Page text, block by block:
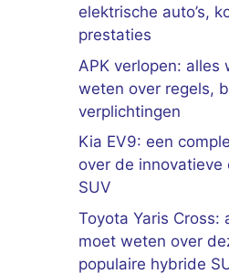
elektrische auto’s,
prestaties
APK verlopen: alles
weten over regels,
verplichtingen
Kia EV9: een
over de innovatieve
SUV
Toyota Yaris Cross:
moet weten over
populaire hybride